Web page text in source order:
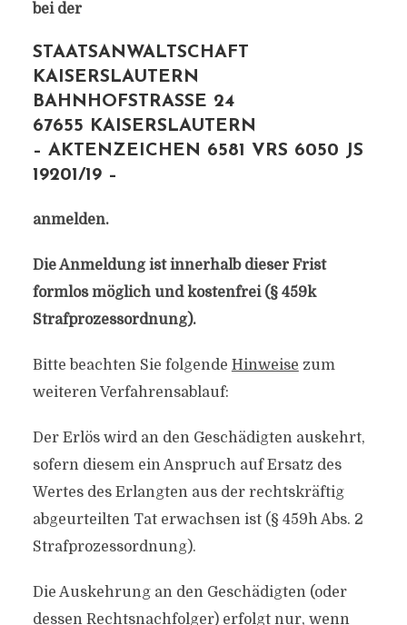
bei der
STAATSANWALTSCHAFT
KAISERSLAUTERN
BAHNHOFSTRASSE 24
67655 KAISERSLAUTERN
– AKTENZEICHEN 6581 VRS 6050 JS
19201/19 –
anmelden.
Die Anmeldung ist innerhalb dieser Frist
formlos möglich und kostenfrei (§ 459k
Strafprozessordnung).
Bitte beachten Sie folgende Hinweise zum
weiteren Verfahrensablauf:
Der Erlös wird an den Geschädigten auskehrt,
sofern diesem ein Anspruch auf Ersatz des
Wertes des Erlangten aus der rechtskräftig
abgeurteilten Tat erwachsen ist (§ 459h Abs. 2
Strafprozessordnung).
Die Auskehrung an den Geschädigten (oder
dessen Rechtsnachfolger) erfolgt nur, wenn